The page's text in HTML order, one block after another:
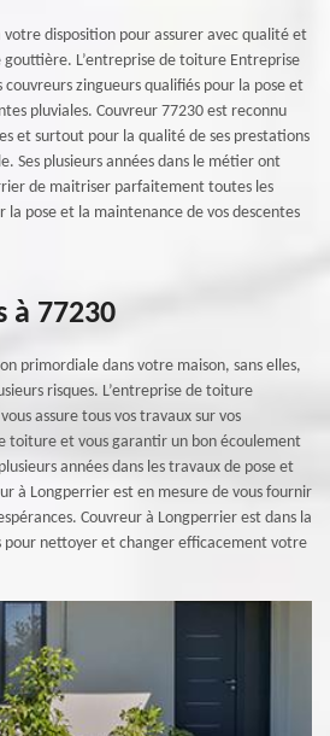
disposition pour assurer avec qualité et
gouttière. L’entreprise de toiture Entreprise
couvreurs zingueurs qualifiés pour la pose et
pluviales. Couvreur 77230 est reconnu
et surtout pour la qualité de ses prestations
Ses plusieurs années dans le métier ont
de maitriser parfaitement toutes les
la pose et la maintenance de vos descentes
à 77230
primordiale dans votre maison, sans elles,
risques. L’entreprise de toiture
assure tous vos travaux sur vos
toiture et vous garantir un bon écoulement
années dans les travaux de pose et
à Longperrier est en mesure de vous fournir
Couvreur à Longperrier est dans la
pour nettoyer et changer efficacement votre